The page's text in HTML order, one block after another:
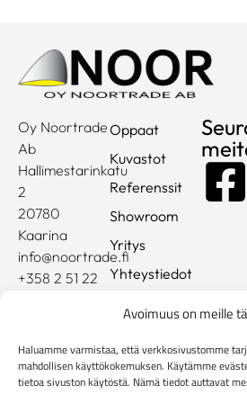
Avoimuus on meille
Haluamme varmistaa, että verkkosivustomme
mahdollisen käyttökokemuksen. Käytämme
tietoa sivuston käytöstä. Nämä tiedot auttavat
Oy Noortrade
Ab
Hallimestarinkatu
2
20780
Kaarina
info@noortrade.fi
+358 2 51 22
Oppaat
Kuvastot
Referenssit
Showroom
Yritys
Yhteystiedot
Mediapankki